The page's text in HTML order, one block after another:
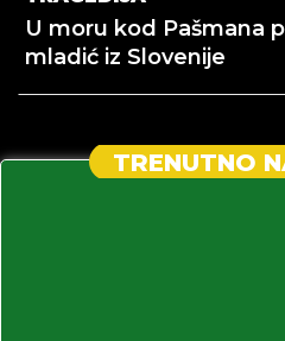
U moru kod Pašmana
mladić iz Slovenije
TRENUTNO